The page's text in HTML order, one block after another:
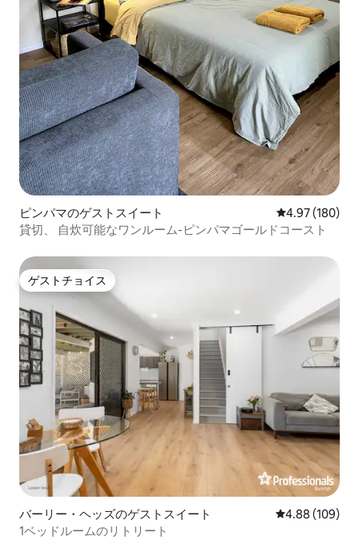
ピンパマのゲストスイート レビュー180
4.97 (180)
貸切、 自炊可能なワンルーム-ピンパマゴールドコースト
ゲストチョイス
ゲストチョイス
バーリー・ヘッズのゲストスイート レビュー109
4.88 (109)
1ベッドルームのリトリート